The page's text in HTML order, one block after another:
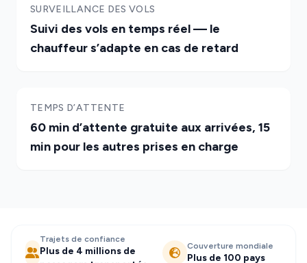
SURVEILLANCE DES VOLS
Suivi des vols en temps réel — le
chauffeur s’adapte en cas de retard
TEMPS D’ATTENTE
60 min d’attente gratuite aux arrivées, 15
min pour les autres prises en charge
Trajets de confiance
Plus de 4 millions de
Couverture mondiale
Plus de 100 pays